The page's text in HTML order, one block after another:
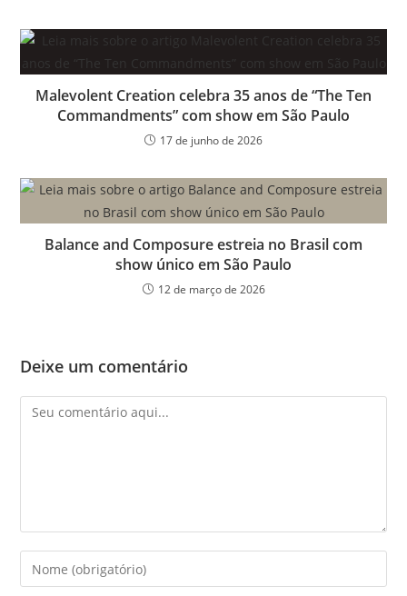
Malevolent Creation celebra 35 anos de “The Ten
Commandments” com show em São Paulo
17 de junho de 2026
Balance and Composure estreia no Brasil com
show único em São Paulo
12 de março de 2026
Deixe um comentário
Comentário
Digite
seu